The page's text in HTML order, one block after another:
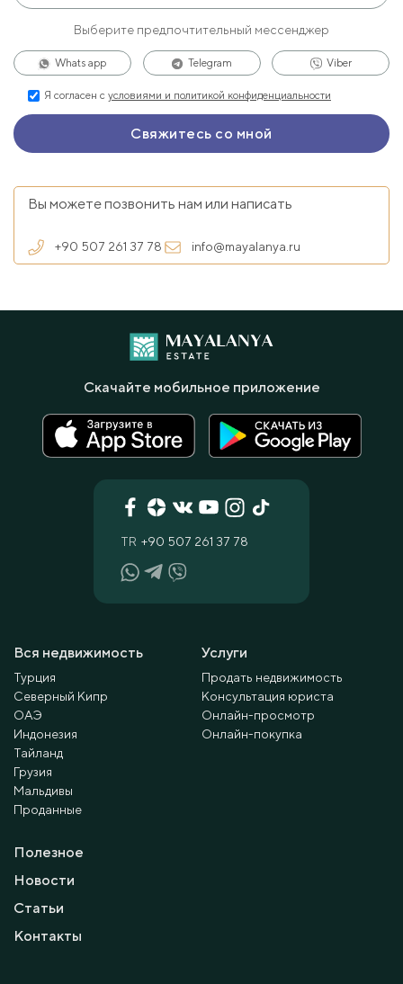
Выберите предпочтительный мессенджер
Whats app Telegram Viber
Я согласен с условиями и политикой конфиденциальности
Вы можете позвонить нам или написать
+90 507 261 37 78 info@mayalanya.ru
Вся недвижимость
Турция
Северный Кипр
ОАЭ
Индонезия
Тайланд
Грузия
Мальдивы
Проданные
Услуги
Продать недвижимость
Консультация юриста
Онлайн-просмотр
Онлайн-покупка
Полезное
Новости
Статьи
Контакты
TR +90 507 261 37 78
Скачайте мобильное приложение